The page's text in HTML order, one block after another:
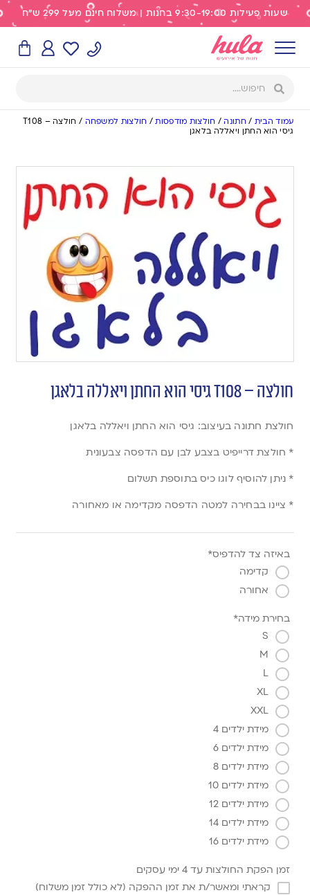
שעות פעילות 9:30-19:00 בחנות | משלוח חינם מעל 299 ש"ח
עמוד הבית /חתונה/ חולצות מודפסות/ חולצות למשפחה /
חולצה – T108
גיסי הוא החתן ויאללה בלאגן
חולצה – T108 גיסי הוא החתן ויאללה בלאגן
חולצת חתונה בעיצוב: גיסי הוא החתן ויאללה בלאגן
* חולצת דרייפיט בצבע לבן עם הדפסה צבעונית
* ניתן להוסיף לוגו כיס בתוספת תשלום
* ציינו בבחירה למטה הדפסה מקדימה או מאחורה
באיזה צד להדפיס*
קדימה
אחורה
בחירת מידה*
S
M
L
XL
XXL
מידת ילדים 4
מידת ילדים 6
מידת ילדים 8
מידת ילדים 10
מידת ילדים 12
מידת ילדים 14
מידת ילדים 16
זמן הפקת החולצות עד 4 ימי עסקים
קראתי ומאשר/ת את זמן ההפקה (לא כולל זמן משלוח)